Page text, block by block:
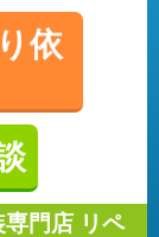
依
門店 リペ